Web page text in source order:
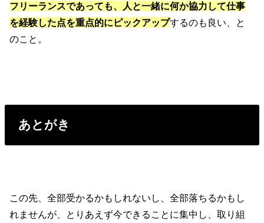
フリーランスであっても、人と一緒に何か協力して仕事
を経験した点を重点的にピックアップするのも良い、と
のこと。
あとがき
この先、全部受かるかもしれないし、全部落ちるかもし
れませんが、とりあえず今できることに集中し、取り組